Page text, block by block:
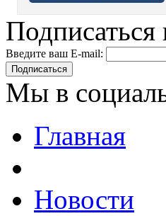
Подписаться
Введите ваш E-mail:
Подписаться
Мы в
Главная
Новости